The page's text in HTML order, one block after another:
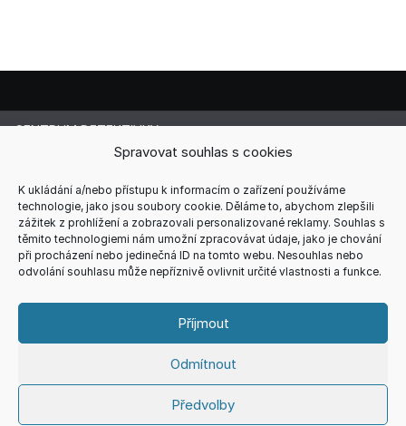
Spravovat souhlas s cookies
K ukládání a/nebo přístupu k informacím o zařízení používáme
technologie, jako jsou soubory cookie. Děláme to, abychom zlepšili
zážitek z prohlížení a zobrazovali personalizované reklamy. Souhlas s
těmito technologiemi nám umožní zpracovávat údaje, jako je chování
při procházení nebo jedinečná ID na tomto webu. Nesouhlas nebo
odvolání souhlasu může nepříznivě ovlivnit určité vlastnosti a funkce.
Příjmout
Odmítnout
Předvolby
CENTRUM DETEKTIVKY
Lucie Cermanová
Telefon: +420 607 856 085
E-mail: redakce@centrum-detektivky.cz
Jakékoliv přebírání obsahu povoleno pouze s písemným
souhlasem redakce.
ZÁSADY ZPRACOVÁNÍ OSOBNÍCH ÚDAJŮ
Copyright © 2026CENTRUM DETEKTIVKYTheme. All rights